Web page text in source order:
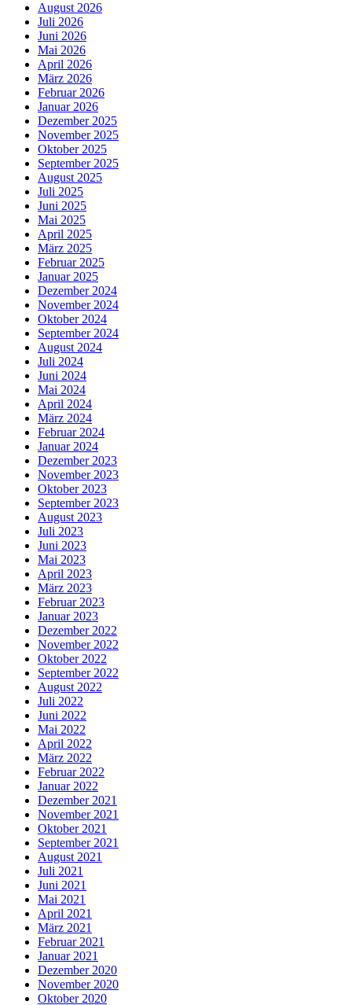
August 2026
Juli 2026
Juni 2026
Mai 2026
April 2026
März 2026
Februar 2026
Januar 2026
Dezember 2025
November 2025
Oktober 2025
September 2025
August 2025
Juli 2025
Juni 2025
Mai 2025
April 2025
März 2025
Februar 2025
Januar 2025
Dezember 2024
November 2024
Oktober 2024
September 2024
August 2024
Juli 2024
Juni 2024
Mai 2024
April 2024
März 2024
Februar 2024
Januar 2024
Dezember 2023
November 2023
Oktober 2023
September 2023
August 2023
Juli 2023
Juni 2023
Mai 2023
April 2023
März 2023
Februar 2023
Januar 2023
Dezember 2022
November 2022
Oktober 2022
September 2022
August 2022
Juli 2022
Juni 2022
Mai 2022
April 2022
März 2022
Februar 2022
Januar 2022
Dezember 2021
November 2021
Oktober 2021
September 2021
August 2021
Juli 2021
Juni 2021
Mai 2021
April 2021
März 2021
Februar 2021
Januar 2021
Dezember 2020
November 2020
Oktober 2020